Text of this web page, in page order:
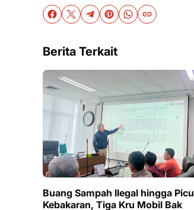
Berita Terkait
Buang Sampah Ilegal hingga Picu
Kebakaran, Tiga Kru Mobil Bak